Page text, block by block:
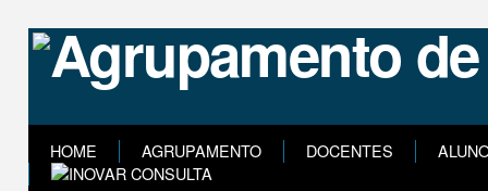
HOME AGRUPAMENTO DOCENTES